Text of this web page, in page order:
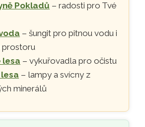
Pokladů – radosti pro Tvé
– šungit pro pitnou vodu i
prostoru
lesa – vykuřovadla pro očistu
– lampy a svícny z
minerálů